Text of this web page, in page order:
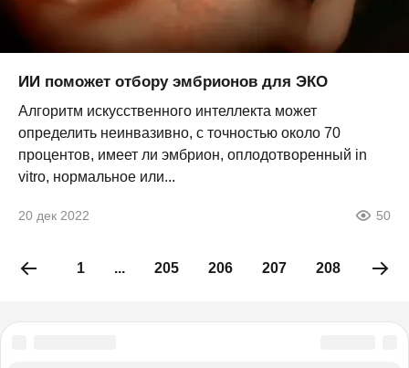
ИИ поможет отбору эмбрионов для ЭКО
Алгоритм искусственного интеллекта может
определить неинвазивно, с точностью около 70
процентов, имеет ли эмбрион, оплодотворенный in
vitro, нормальное или...
20 дек 2022 50
1 ... 205 206 207 208 209